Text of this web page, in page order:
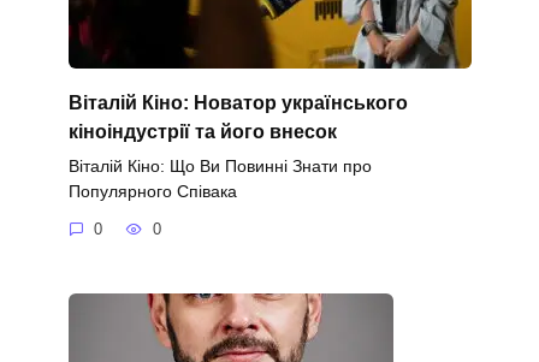
Віталій Кіно: Новатор українського
кіноіндустрії та його внесок
Віталій Кіно: Що Ви Повинні Знати про
Популярного Співака
0 0